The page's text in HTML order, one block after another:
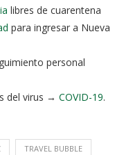
libres de cuarentena
para ingresar a Nueva
personal
del virus → COVID-19.
TRAVEL BUBBLE